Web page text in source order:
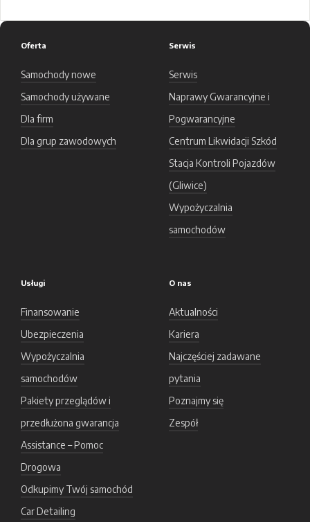
Oferta
Samochody nowe
Samochody używane
Dla firm
Dla grup zawodowych
Serwis
Serwis
Naprawy Gwarancyjne i
Pogwarancyjne
Centrum Likwidacji Szkód
Stacja Kontroli Pojazdów
(Gliwice)
Wypożyczalnia
samochodów
Usługi
Finansowanie
Ubezpieczenia
Wypożyczalnia
samochodów
Pakiety przeglądów i
przedłużona gwarancja
Assistance – Pomoc
Drogowa
Odkupimy Twój samochód
Car Detailing
O nas
Aktualności
Kariera
Najczęściej zadawane
pytania
Poznajmy się
Zespół